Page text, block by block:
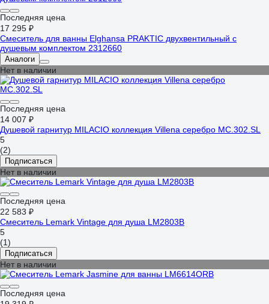
Последняя цена
17 295 ₽
Смеситель для ванны Elghansa PRAKTIC двухвентильный с
душевым комплектом 2312660
Аналоги
Нет в наличии
Последняя цена
14 007 ₽
Душевой гарнитур MILACIO коллекция Villena серебро MC.302.SL
5
(2)
Подписаться
Нет в наличии
Последняя цена
22 583 ₽
Смеситель Lemark Vintage для душа LM2803B
5
(1)
Подписаться
Нет в наличии
Последняя цена